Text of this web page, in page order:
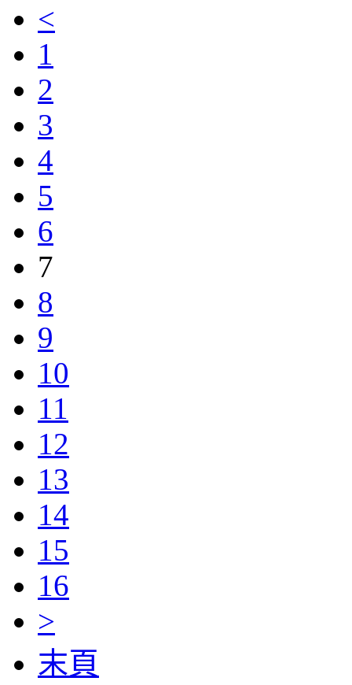
<
1
2
3
4
5
6
7
8
9
10
11
12
13
14
15
16
>
末頁